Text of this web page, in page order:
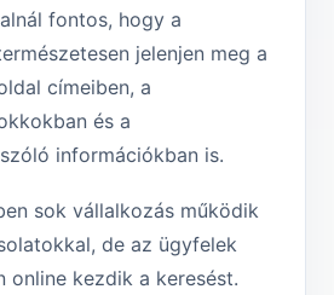
fontos, hogy a
jelenjen meg a
címeiben, a
és a
információkban is.
sok vállalkozás működik
de az ügyfelek
online kezdik a keresést.